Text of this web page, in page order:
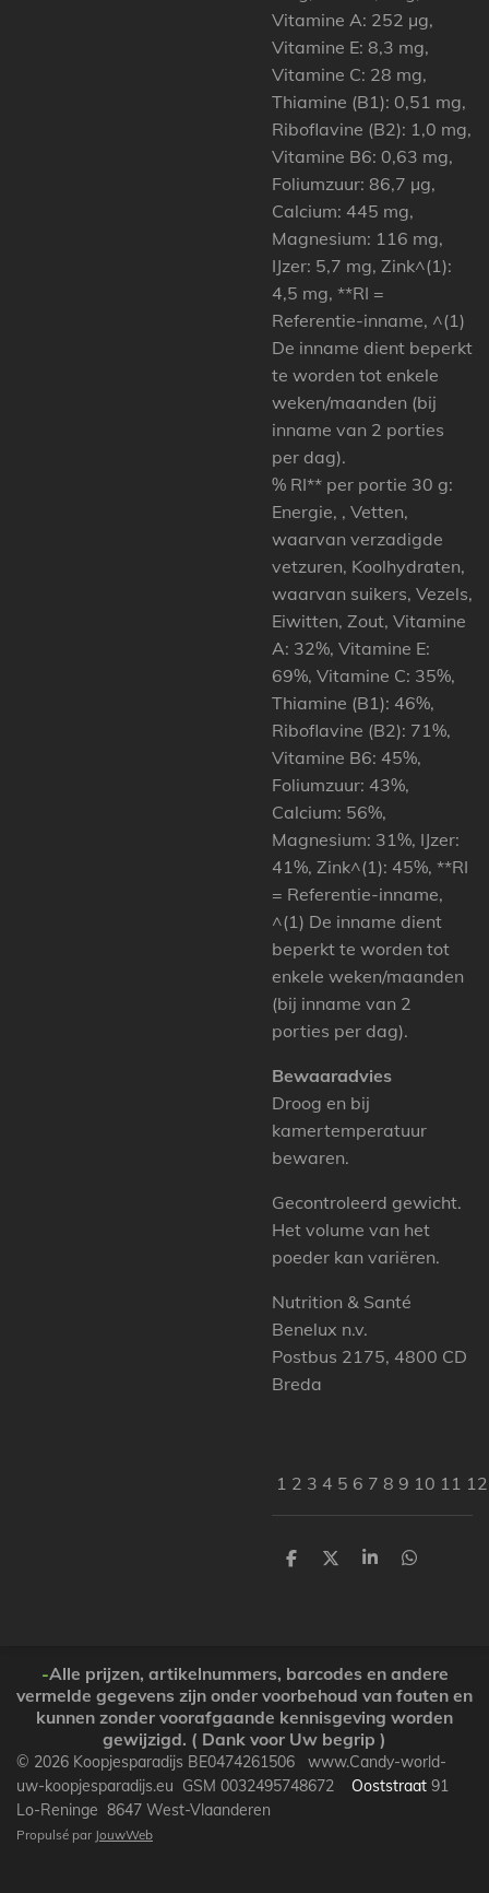
Vitamine A: 252 µg,
Vitamine E: 8,3 mg,
Vitamine C: 28 mg,
Thiamine (B1): 0,51 mg,
Riboflavine (B2): 1,0 mg,
Vitamine B6: 0,63 mg,
Foliumzuur: 86,7 µg,
Calcium: 445 mg,
Magnesium: 116 mg,
IJzer: 5,7 mg, Zink^(1):
4,5 mg, **RI =
Referentie-inname, ^(1)
De inname dient beperkt
te worden tot enkele
weken/maanden (bij
inname van 2 porties
per dag).
% RI** per portie 30 g:
Energie, , Vetten,
waarvan verzadigde
vetzuren, Koolhydraten,
waarvan suikers, Vezels,
Eiwitten, Zout, Vitamine
A: 32%, Vitamine E:
69%, Vitamine C: 35%,
Thiamine (B1): 46%,
Riboflavine (B2): 71%,
Vitamine B6: 45%,
Foliumzuur: 43%,
Calcium: 56%,
Magnesium: 31%, IJzer:
41%, Zink^(1): 45%, **RI
= Referentie-inname,
^(1) De inname dient
beperkt te worden tot
enkele weken/maanden
(bij inname van 2
porties per dag).
Bewaaradvies
Droog en bij
kamertemperatuur
bewaren.
Gecontroleerd gewicht.
Het volume van het
poeder kan variëren.
Nutrition & Santé
Benelux n.v.
Postbus 2175, 4800 CD
Breda
1 2 3 4 5 6 7 8 9 10 11
P
e
P
e
P
e
P
e
-Alle prijzen, artikelnummers, barcodes en andere
vermelde gegevens zijn onder voorbehoud van fouten en
kunnen zonder voorafgaande kennisgeving worden
gewijzigd. ( Dank voor Uw begrip )
© 2026 Koopjesparadijs BE0474261506 www.Candy-world-
uw-koopjesparadijs.eu GSM 0032495748672 Ooststraat 91
Lo-Reninge 8647 West-Vlaanderen
Propulsé par JouwWeb